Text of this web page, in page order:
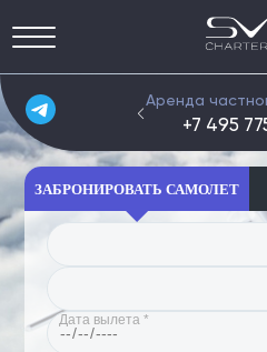
Аренда
+7 495
ЗАБРОНИРОВАТЬ САМОЛЕТ